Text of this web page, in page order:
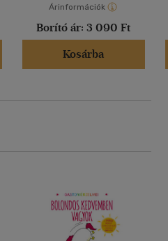
Árinformációk
Borító ár: 3 090 Ft
Kosárba